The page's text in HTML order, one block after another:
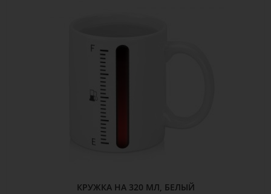
КРУЖКА НА 320 МЛ, БЕЛЫЙ